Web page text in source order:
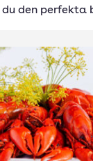
den perfekta